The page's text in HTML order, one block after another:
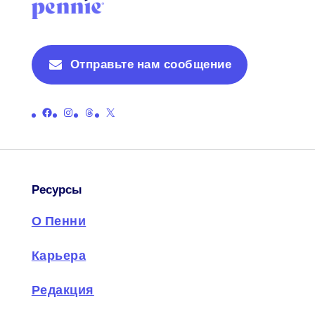
Отправьте нам сообщение
Ссылка на официальную страницу Пенни в Facebook
Ссылка на официальную страницу Пенни в Instagram
Ссылка на официальную страницу ниток ПенниСсылка на официальную страницу Пенни в X (бывший Twitter)
Ресурсы
О Пенни
Карьера
Редакция